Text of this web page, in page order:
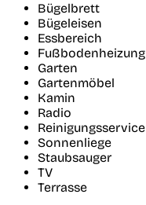
Bügelbrett
Bügeleisen
Essbereich
Fußbodenheizung
Garten
Gartenmöbel
Kamin
Radio
Reinigungsservice
Sonnenliege
Staubsauger
TV
Terrasse